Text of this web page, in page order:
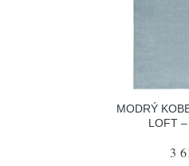
MODRÝ
LOFT –
3